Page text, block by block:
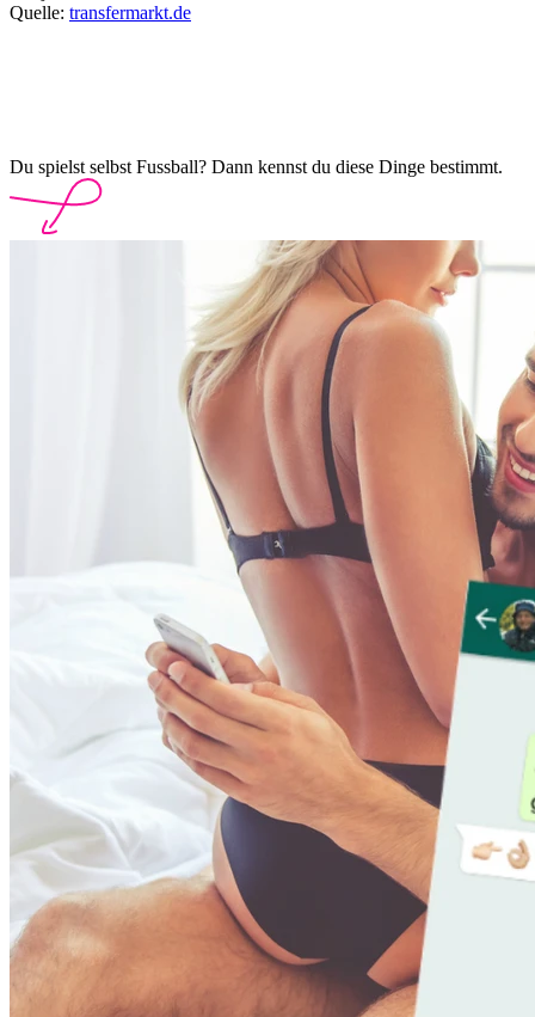
Quelle: transfermarkt.de
Du spielst selbst Fussball? Dann kennst du diese Dinge bestimmt.